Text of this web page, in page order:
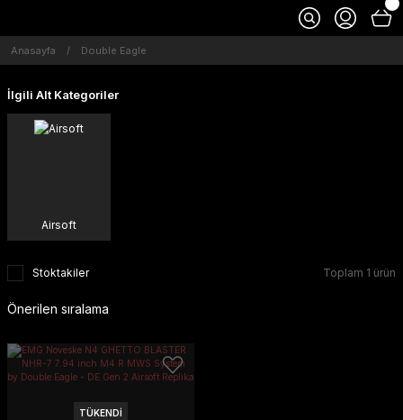
Anasayfa Double Eagle
İlgili Alt Kategoriler
Airsoft
Stoktakiler Toplam 1 ürün
TÜKENDİ